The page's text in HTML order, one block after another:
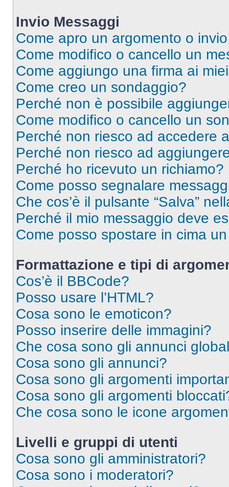
Invio Messaggi
Come apro un argomento o
Come modifico o cancello un
Come aggiungo una firma ai
Come creo un sondaggio?
Perché non è possibile
Come modifico o cancello un
Perché non riesco ad accedere
Perché non riesco ad
Perché ho ricevuto un richiamo?
Come posso segnalare
Che cos’è il pulsante “Salva”
Perché il mio messaggio deve
Come posso spostare in cima
Formattazione e tipi di
Cos’è il BBCode?
Posso usare l’HTML?
Cosa sono le emoticon?
Posso inserire delle immagini?
Che cosa sono gli annunci
Cosa sono gli annunci?
Cosa sono gli argomenti
Cosa sono gli argomenti
Che cosa sono le icone
Livelli e gruppi di utenti
Cosa sono gli amministratori?
Cosa sono i moderatori?